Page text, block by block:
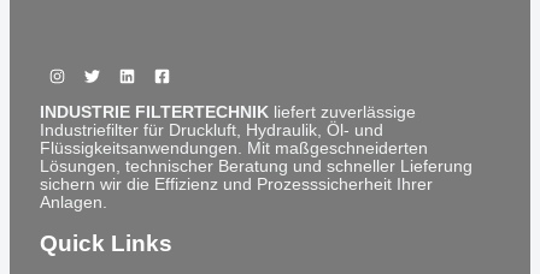
INDUSTRIE FILTERTECHNIK liefert zuverlässige
Industriefilter für Druckluft, Hydraulik, Öl- und
Flüssigkeitsanwendungen. Mit maßgeschneiderten
Lösungen, technischer Beratung und schneller Lieferung
sichern wir die Effizienz und Prozesssicherheit Ihrer
Anlagen.
Quick Links